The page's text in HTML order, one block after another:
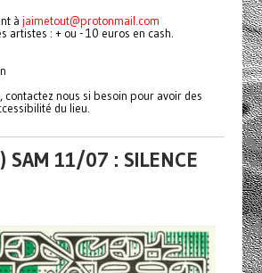
à jaimetout@protonmail.com
artistes : + ou - 10 euros en cash.
contactez nous si besoin pour avoir des
du lieu.
SAM 11/07 : SILENCE